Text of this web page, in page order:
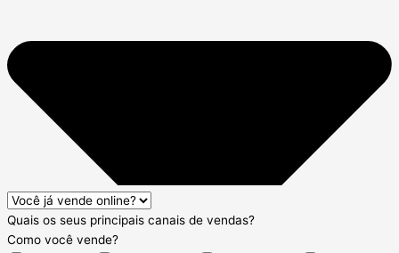
Quais os seus principais canais de vendas?
Como você vende?